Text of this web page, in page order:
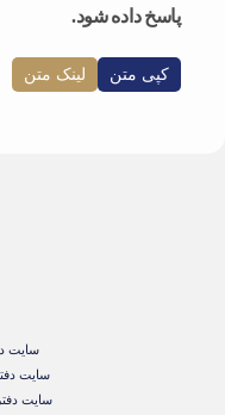
پاسخ داده شود.
کپی متن لینک متن
سایت
سایت
سایت